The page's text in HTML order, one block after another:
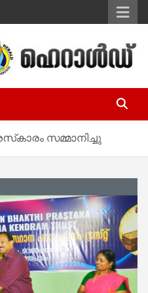
Malayalam
സമ്മാനിച്ചു